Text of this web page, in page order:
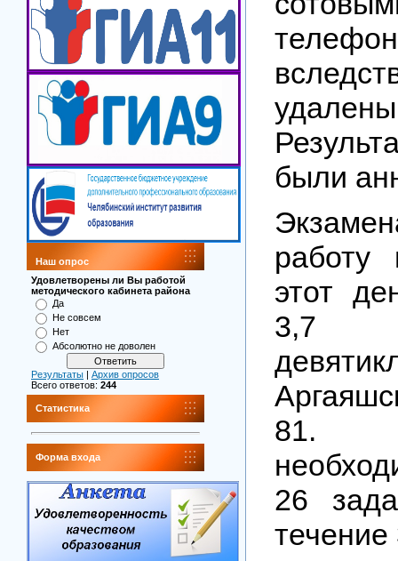
Наш опрос
Удовлетворены ли Вы работой
методического кабинета района
Да
Не совсем
Нет
Абсолютно не доволен
Результаты
Архив опросов
Всего ответов: 244
Статистика
Форма входа
были
этот
3,7
81.
26
течение